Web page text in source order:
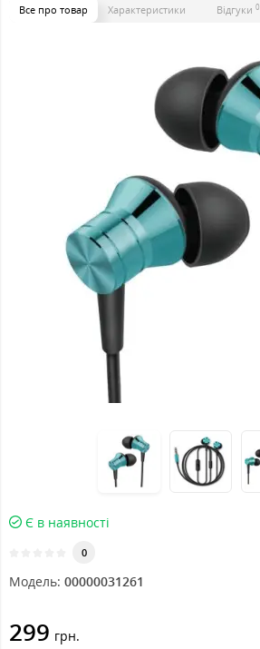
Все про товар Характеристики Відгуки 0
Є в наявності
0
Модель: 00000031261
299 грн.